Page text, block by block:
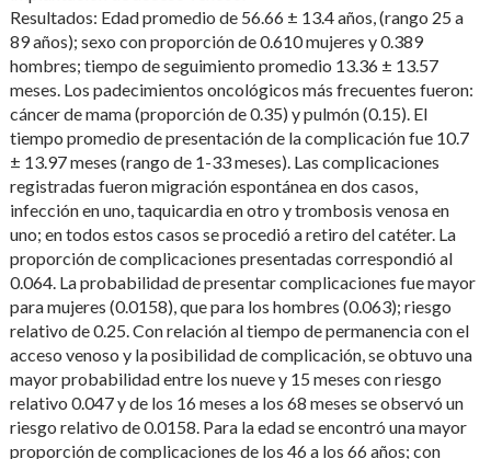
Resultados: Edad promedio de 56.66 ± 13.4 años, (rango 25 a
89 años); sexo con proporción de 0.610 mujeres y 0.389
hombres; tiempo de seguimiento promedio 13.36 ± 13.57
meses. Los padecimientos oncológicos más frecuentes fueron:
cáncer de mama (proporción de 0.35) y pulmón (0.15). El
tiempo promedio de presentación de la complicación fue 10.7
± 13.97 meses (rango de 1-33 meses). Las complicaciones
registradas fueron migración espontánea en dos casos,
infección en uno, taquicardia en otro y trombosis venosa en
uno; en todos estos casos se procedió a retiro del catéter. La
proporción de complicaciones presentadas correspondió al
0.064. La probabilidad de presentar complicaciones fue mayor
para mujeres (0.0158), que para los hombres (0.063); riesgo
relativo de 0.25. Con relación al tiempo de permanencia con el
acceso venoso y la posibilidad de complicación, se obtuvo una
mayor probabilidad entre los nueve y 15 meses con riesgo
relativo 0.047 y de los 16 meses a los 68 meses se observó un
riesgo relativo de 0.0158. Para la edad se encontró una mayor
proporción de complicaciones de los 46 a los 66 años; con